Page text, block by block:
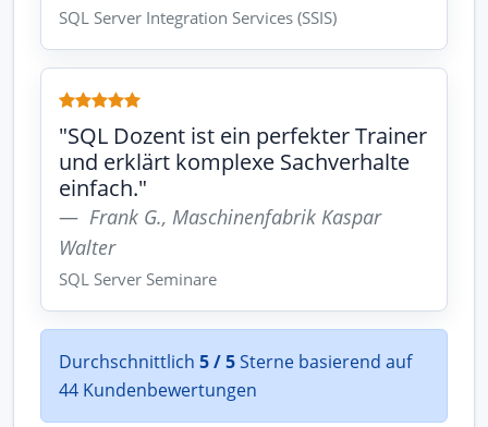
SQL Server Integration Services (SSIS)
"SQL Dozent ist ein perfekter Trainer
und erklärt komplexe Sachverhalte
einfach."
Frank G., Maschinenfabrik Kaspar
Walter
SQL Server Seminare
Durchschnittlich 5 / 5Sterne basierend auf
44 Kundenbewertungen